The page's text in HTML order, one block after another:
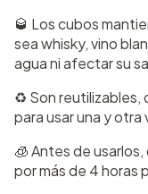
🥃 Los cubos
sea whisky, vino
agua ni afectar su
♻️ Son reutilizables,
para usar una y otra
🧊 Antes de
por más de 4 horas